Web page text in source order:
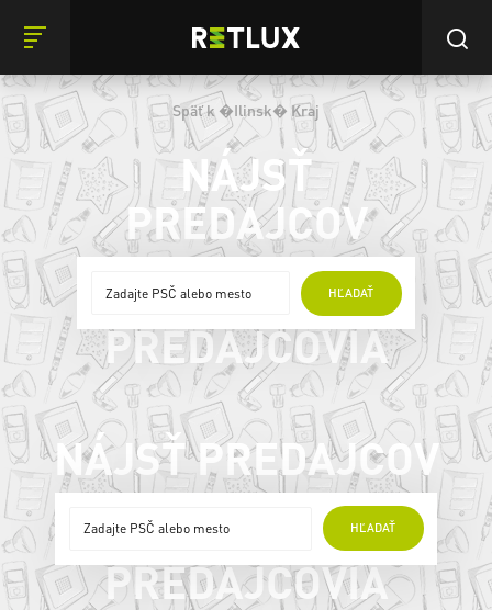
Späť k �Ilinsk� Kraj
NÁJSŤ
PREDAJCOV
HĽADAŤ
ONLINE
PREDAJCOVIA
NÁJSŤ PREDAJCOV
HĽADAŤ
ONLINE
PREDAJCOVIA